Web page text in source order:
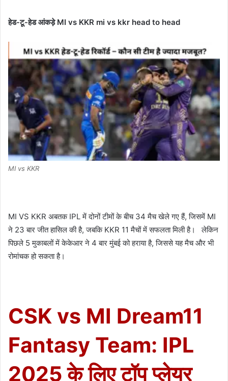
हेड-टू-हेड आंकड़े MI vs KKR mi vs kkr head to head
MI vs KKR
MI VS KKR अबतक IPL में दोनों टीमों के बीच 34 मैच खेले गए हैं, जिसमें MI
ने 23 बार जीत हासिल की है, जबकि KKR 11 मैचों में सफलता मिली है। लेकिन
पिछले 5 मुकाबलों में केकेआर ने 4 बार मुंबई को हराया है, जिससे यह मैच और भी
रोमांचक हो सकता है।
CSK vs MI Dream11
Fantasy Team: IPL
2025 के लिए टॉप प्लेयर